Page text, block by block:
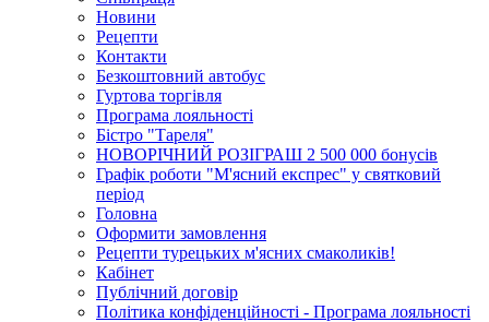
Новини
Рецепти
Контакти
Безкоштовний автобус
Гуртова торгівля
Програма лояльності
Бістро "Тареля"
НОВОРІЧНИЙ РОЗІГРАШ 2 500 000 бонусів
Графік роботи "М'ясний експрес" у святковий
період
Головна
Оформити замовлення
Рецепти турецьких м'ясних смаколиків!
Кабінет
Публічний договір
Політика конфіденційності - Програма лояльності